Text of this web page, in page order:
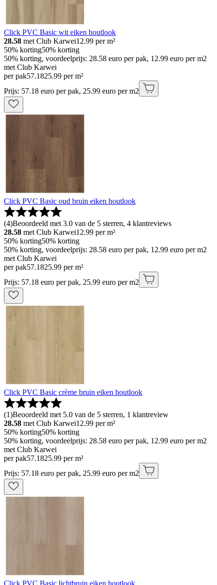
Click PVC Basic wit eiken houtlook
28.58 met Club Karwei12.99 per m²
50% korting50% korting
50% korting, voordeelprijs: 28.58 euro per pak, 12.99 euro per m2
met Club Karwei
per pak57.1825.99 per m²
Prijs: 57.18 euro per pak, 25.99 euro per m2
Click PVC Basic oud bruin eiken houtlook
(4)Beoordeeld met 3.0 van de 5 sterren, 4 klantreviews
28.58 met Club Karwei12.99 per m²
50% korting50% korting
50% korting, voordeelprijs: 28.58 euro per pak, 12.99 euro per m2
met Club Karwei
per pak57.1825.99 per m²
Prijs: 57.18 euro per pak, 25.99 euro per m2
Click PVC Basic crème bruin eiken houtlook
(1)Beoordeeld met 5.0 van de 5 sterren, 1 klantreview
28.58 met Club Karwei12.99 per m²
50% korting50% korting
50% korting, voordeelprijs: 28.58 euro per pak, 12.99 euro per m2
met Club Karwei
per pak57.1825.99 per m²
Prijs: 57.18 euro per pak, 25.99 euro per m2
Click PVC Basic lichtbruin eiken houtlook